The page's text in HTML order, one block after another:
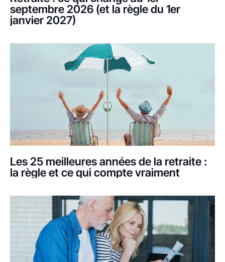
septembre 2026 (et la règle du 1er
janvier 2027)
Les 25 meilleures années de la retraite :
la règle et ce qui compte vraiment